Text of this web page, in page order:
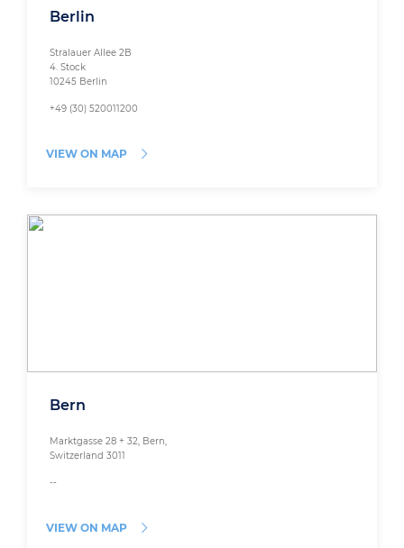
Berlin
Stralauer Allee 2B
4. Stock
10245 Berlin
+49 (30) 520011200
VIEW ON MAP
Bern
Marktgasse 28 + 32, Bern,
Switzerland 3011
--
VIEW ON MAP